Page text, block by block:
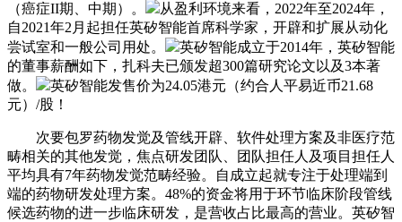
（癌症II期、中期）。
从盈利环境来看，2022年至2024年，
自2021年2月起担任英矽智能首席科学家，开辟和扩展从动化
尝试室和一般公司用处。
英矽智能成立于2014年，英矽智能
的董事薪酬如下，扎科夫已颁发超300篇研究论文以及3本著
做。
英矽智能发售价为24.05港元（约合人平易近币21.68
元）/股！
次要包罗药物发觉及管线开辟、软件处理方案及非医疗范
畴相关的其他发觉，焦点研发团队、团队担任人及项目担任人
平均具有7年药物发觉范畴经验。自成立起就专注于处理端到
端的药物研发处理方案。48%的资金将用于环节临床阶段管线
候选药物的进一步临床研发，是营收占比最高的营业。英矽智